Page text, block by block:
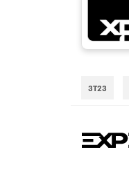
3T23